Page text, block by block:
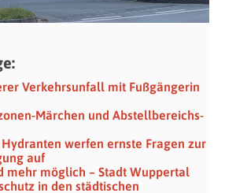
Verkehrsunfall mit Fußgängerin
Märchen und Abstellbereichs-
werfen ernste Fragen zur
auf
mehr möglich – Stadt Wuppertal
in den städtischen